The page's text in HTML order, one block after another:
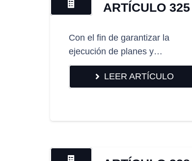
ARTÍCULO 325
Con el fin de garantizar la
ejecución de planes y…
LEER ARTÍCULO